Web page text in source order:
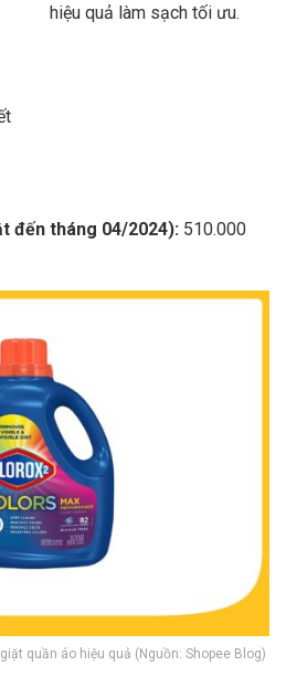
hiệu quả làm sạch tối ưu.
đến tháng 04/2024): 510.000
quần áo hiệu quả (Nguồn: Shopee Blog)